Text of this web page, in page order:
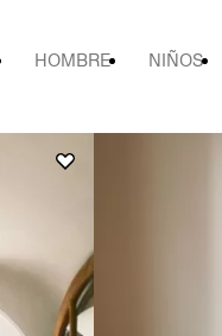
HOMBRE NIÑOS